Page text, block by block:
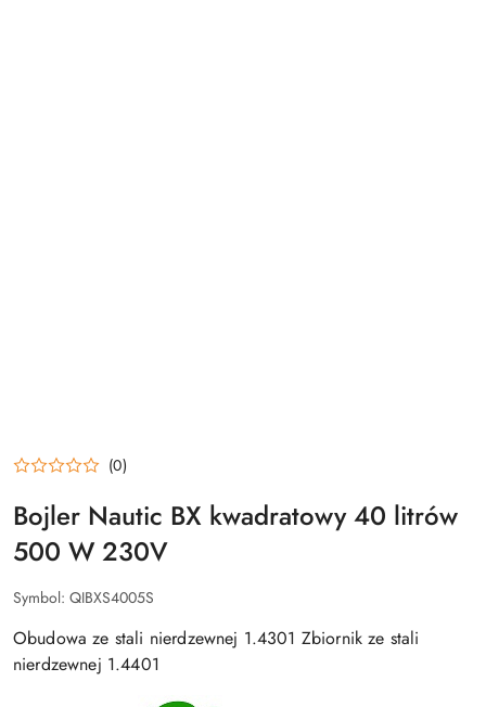
(0)
Bojler Nautic BX kwadratowy 40 litrów
500 W 230V
Symbol: QIBXS4005S
Obudowa ze stali nierdzewnej 1.4301 Zbiornik ze stali
nierdzewnej 1.4401